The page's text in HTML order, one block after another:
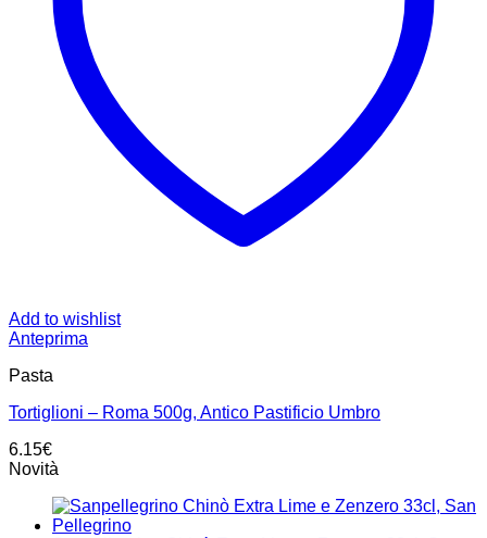
Add to wishlist
Anteprima
Pasta
Tortiglioni – Roma 500g, Antico Pastificio Umbro
6.15€
Novità